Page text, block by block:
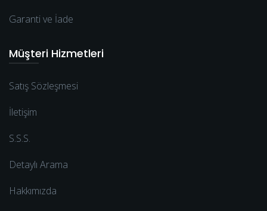
Garanti ve İade
Müşteri Hizmetleri
Satış Sözleşmesi
İletişim
S.S.S.
Detaylı Arama
Hakkımızda